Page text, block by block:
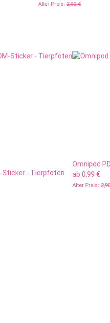
Alter Preis: 2,90 €
Sticker - Tierpfoten
Omnipod
ab 0,99 €
Alter Preis: